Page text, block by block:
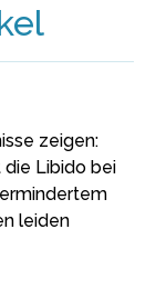
zeigen:
Libido bei
leiden